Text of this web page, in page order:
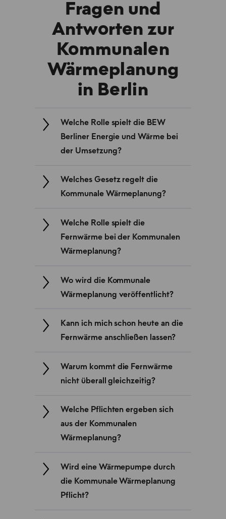
Fragen und
Antworten zur
Kommunalen
Wärmeplanung
in Berlin
Welche Rolle spielt die BEW
Berliner Energie und Wärme bei
der Umsetzung?
Welches Gesetz regelt die
Kommunale Wärmeplanung?
Welche Rolle spielt die
Fernwärme bei der Kommunalen
Wärmeplanung?
Wo wird die Kommunale
Wärmeplanung veröffentlicht?
Kann ich mich schon heute an die
Fernwärme anschließen lassen?
Warum kommt die Fernwärme
nicht überall gleichzeitig?
Welche Pflichten ergeben sich
aus der Kommunalen
Wärmeplanung?
Wird eine Wärmepumpe durch
die Kommunale Wärmeplanung
Pflicht?